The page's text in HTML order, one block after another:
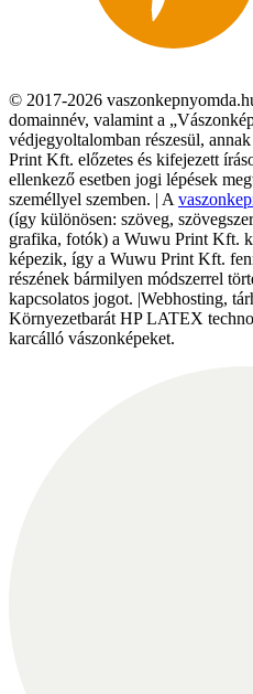
© 2017-2026
domainnév, valamint a
védjegyoltalomban részesül,
Print Kft. előzetes és kifejezett
ellenkező esetben jogi lépések
személlyel szemben. | A
(így különösen: szöveg,
grafika, fotók) a Wuwu Print Kft.
képezik, így a Wuwu Print Kft.
részének bármilyen módszerrel
kapcsolatos jogot. |Webhosting,
Környezetbarát HP LATEX
karcálló vászonképeket.